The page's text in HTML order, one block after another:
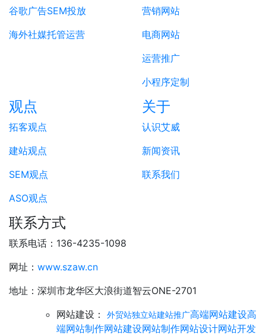
谷歌广告SEM投放
海外社媒托管运营
营销网站
电商网站
运营推广
小程序定制
观点
拓客观点
建站观点
SEM观点
ASO观点
关于
认识艾威
新闻资讯
联系我们
联系方式
联系电话：136-4235-1098
网址： www.szaw.cn
地址：深圳市龙华区大浪街道智云ONE-2701
网站建设：
外贸站独立站建站推广高端网站建设高
端网站制作网站建设网站制作网站设计网站开发